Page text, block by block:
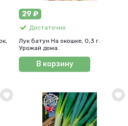
29 ₽
Достаточно
Лук батун На окошке, 0,3 г.
Урожай дома.
В корзину